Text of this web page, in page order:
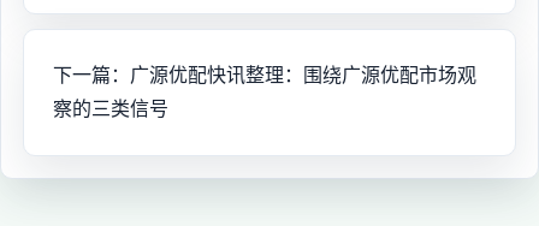
下一篇：广源优配快讯整理：围绕广源优配市场观
察的三类信号